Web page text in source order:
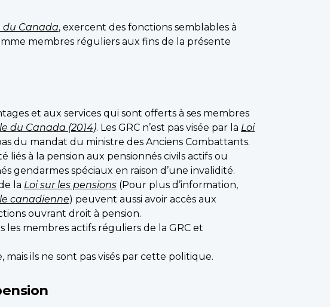
du Canada, exercent des fonctions semblables à
membres réguliers aux fins de la présente
et aux services qui sont offerts à ses membres
du Canada (2014). Les GRC n’est pas visée par la Loi
du mandat du ministre des Anciens Combattants.
liés à la pension aux pensionnés civils actifs ou
gendarmes spéciaux en raison d’une invalidité.
la Loi sur les pensions (Pour plus d’information,
canadienne) peuvent aussi avoir accès aux
ouvrant droit à pension.
les membres actifs réguliers de la GRC et
ils ne sont pas visés par cette politique.